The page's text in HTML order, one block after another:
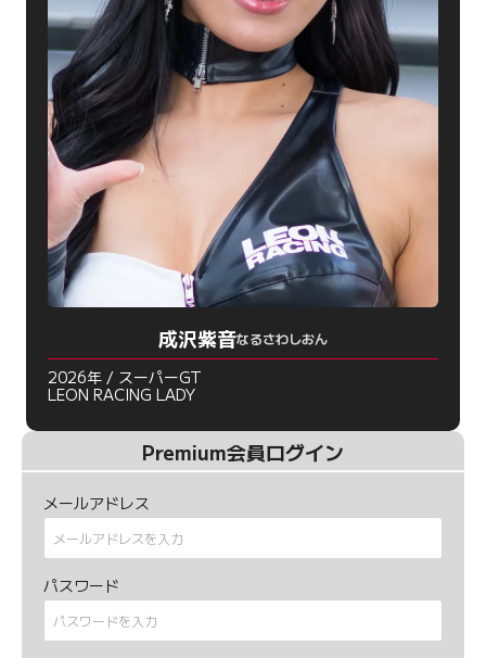
成沢紫音なるさわしおん
2026年 / スーパーGT
LEON RACING LADY
Premium会員ログイン
メールアドレス
パスワード